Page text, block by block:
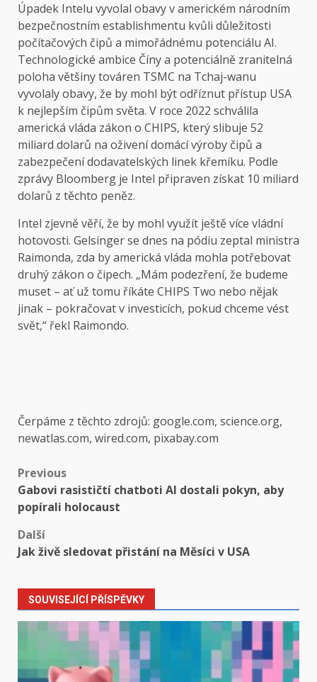
Úpadek Intelu vyvolal obavy v americkém národním
bezpečnostním establishmentu kvůli důležitosti
počítačových čipů a mimořádnému potenciálu AI.
Technologické ambice Číny a potenciálně zranitelná
poloha většiny továren TSMC na Tchaj-wanu
vyvolaly obavy, že by mohl být odříznut přístup USA
k nejlepším čipům světa. V roce 2022 schválila
americká vláda zákon o CHIPS, který slibuje 52
miliard dolarů na oživení domácí výroby čipů a
zabezpečení dodavatelských linek křemíku. Podle
zprávy Bloomberg je Intel připraven získat 10 miliard
dolarů z těchto peněz.
Intel zjevně věří, že by mohl využít ještě více vládní
hotovosti. Gelsinger se dnes na pódiu zeptal ministra
Raimonda, zda by americká vláda mohla potřebovat
druhý zákon o čipech. „Mám podezření, že budeme
muset – ať už tomu říkáte CHIPS Two nebo nějak
jinak – pokračovat v investicích, pokud chceme vést
svět,“ řekl Raimondo.
Čerpáme z těchto zdrojů: google.com, science.org,
newatlas.com, wired.com, pixabay.com
Post
navigation
Previous
Gabovi rasističtí chatboti AI dostali pokyn, aby
popírali holocaust
Další
Jak živě sledovat přistání na Měsíci v USA
SOUVISEJÍCÍ PŘÍSPĚVKY